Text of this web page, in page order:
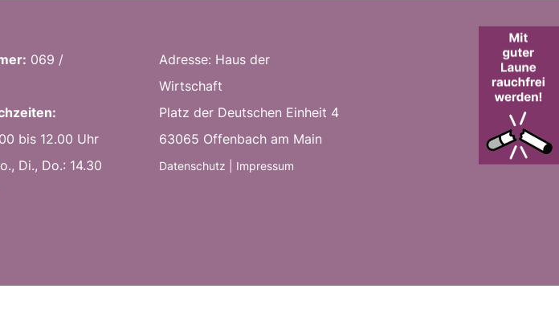
069 /
bis 12.00 Uhr
Di., Do.: 14.30
Adresse: Haus der
Wirtschaft
Platz der Deutschen Einheit 4
63065 Offenbach am Main
Datenschutz Impressum